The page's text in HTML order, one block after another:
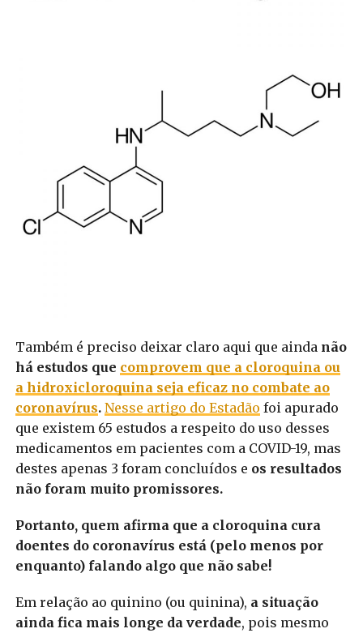
Também é preciso deixar claro aqui que ainda não
há estudos que comprovem que a cloroquina ou
a hidroxicloroquina seja eficaz no combate ao
coronavírus. Nesse artigo do Estadão foi apurado
que existem 65 estudos a respeito do uso desses
medicamentos em pacientes com a COVID-19, mas
destes apenas 3 foram concluídos e os resultados
não foram muito promissores.
Portanto, quem afirma que a cloroquina cura
doentes do coronavírus está (pelo menos por
enquanto) falando algo que não sabe!
Em relação ao quinino (ou quinina), a situação
ainda fica mais longe da verdade, pois mesmo